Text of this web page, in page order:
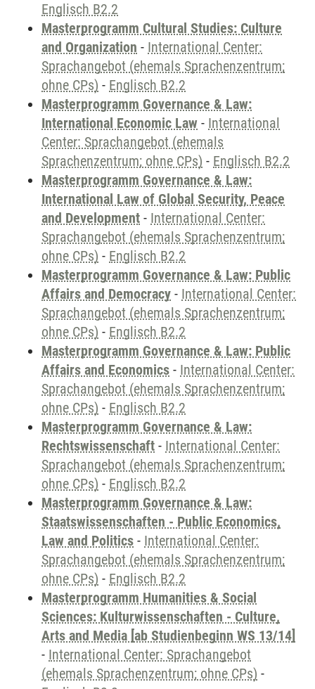
Englisch B2.2
Masterprogramm Cultural Studies: Culture
and Organization - International Center:
Sprachangebot (ehemals Sprachenzentrum;
ohne CPs) - Englisch B2.2
Masterprogramm Governance & Law:
International Economic Law - International
Center: Sprachangebot (ehemals
Sprachenzentrum; ohne CPs) - Englisch B2.2
Masterprogramm Governance & Law:
International Law of Global Security, Peace
and Development - International Center:
Sprachangebot (ehemals Sprachenzentrum;
ohne CPs) - Englisch B2.2
Masterprogramm Governance & Law: Public
Affairs and Democracy - International Center:
Sprachangebot (ehemals Sprachenzentrum;
ohne CPs) - Englisch B2.2
Masterprogramm Governance & Law: Public
Affairs and Economics - International Center:
Sprachangebot (ehemals Sprachenzentrum;
ohne CPs) - Englisch B2.2
Masterprogramm Governance & Law:
Rechtswissenschaft - International Center:
Sprachangebot (ehemals Sprachenzentrum;
ohne CPs) - Englisch B2.2
Masterprogramm Governance & Law:
Staatswissenschaften - Public Economics,
Law and Politics - International Center:
Sprachangebot (ehemals Sprachenzentrum;
ohne CPs) - Englisch B2.2
Masterprogramm Humanities & Social
Sciences: Kulturwissenschaften - Culture,
Arts and Media [ab Studienbeginn WS 13/14]
- International Center: Sprachangebot
(ehemals Sprachenzentrum; ohne CPs) -